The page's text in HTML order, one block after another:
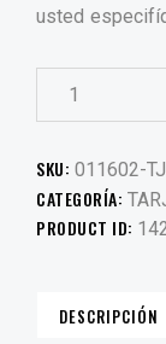
usted
SKU: 011602-
CATEGORÍA:
PRODUCT ID:
DESCRIPCIÓN